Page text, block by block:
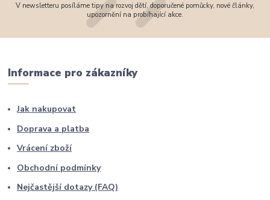
V newsletteru posíláme tipy na rozvoj dětí, doporučené pomůcky, nové články,
upozornění na probíhající akce.
Informace pro zákazníky
Jak nakupovat
Doprava a platba
Vrácení zboží
Obchodní podmínky
Nejčastější dotazy (FAQ)